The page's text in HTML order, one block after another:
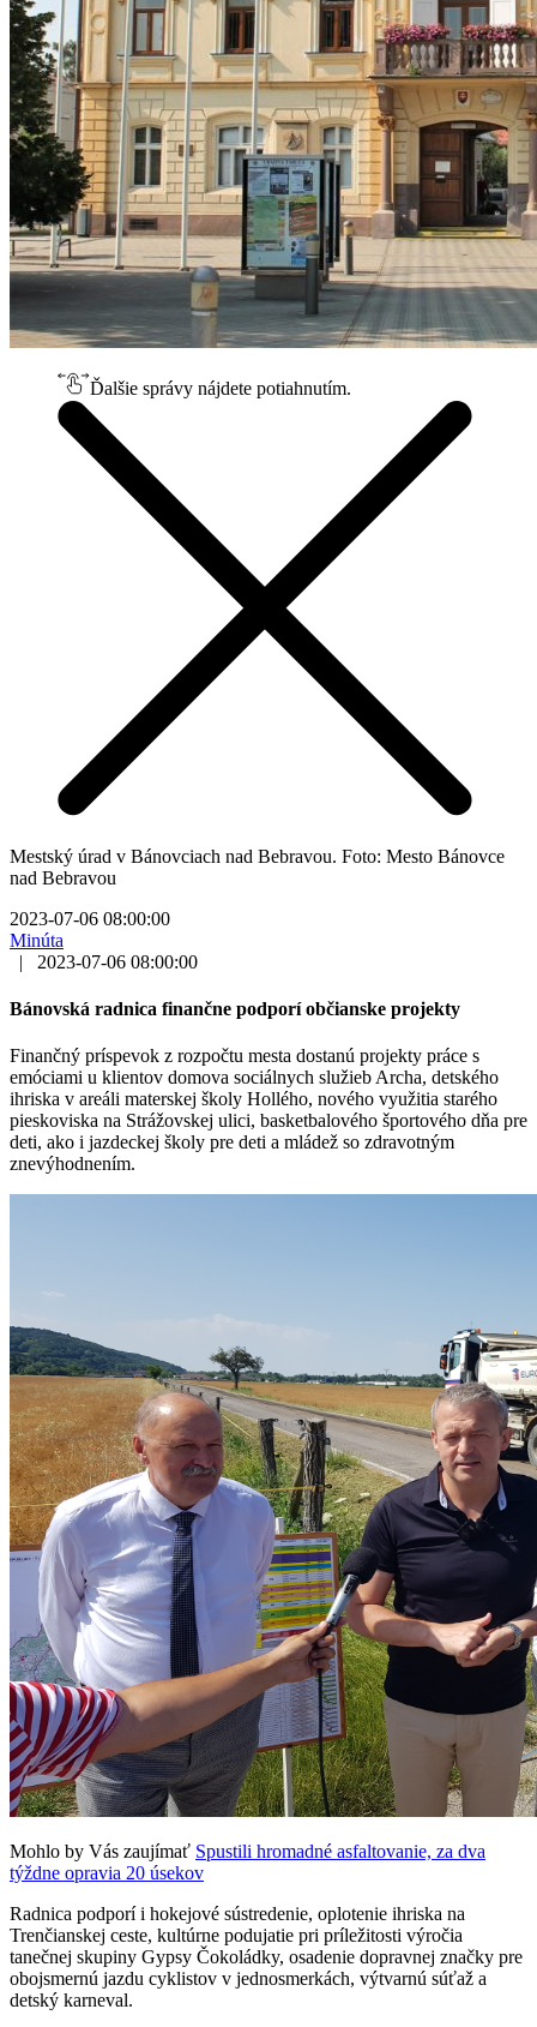
Ďalšie správy nájdete potiahnutím.
Mestský úrad v Bánovciach nad Bebravou. Foto: Mesto Bánovce
nad Bebravou
2023-07-06 08:00:00
Minúta
|
2023-07-06 08:00:00
Bánovská radnica finančne podporí občianske projekty
Finančný príspevok z rozpočtu mesta dostanú projekty práce s
emóciami u klientov domova sociálnych služieb Archa, detského
ihriska v areáli materskej školy Hollého, nového využitia starého
pieskoviska na Strážovskej ulici, basketbalového športového dňa pre
deti, ako i jazdeckej školy pre deti a mládež so zdravotným
znevýhodnením.
Mohlo by Vás zaujímať Spustili hromadné asfaltovanie, za dva
týždne opravia 20 úsekov
Radnica podporí i hokejové sústredenie, oplotenie ihriska na
Trenčianskej ceste, kultúrne podujatie pri príležitosti výročia
tanečnej skupiny Gypsy Čokoládky, osadenie dopravnej značky pre
obojsmernú jazdu cyklistov v jednosmerkách, výtvarnú súťaž a
detský karneval.